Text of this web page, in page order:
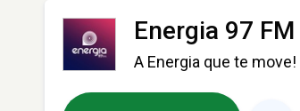
Energia 97 FM
A Energia que te move!